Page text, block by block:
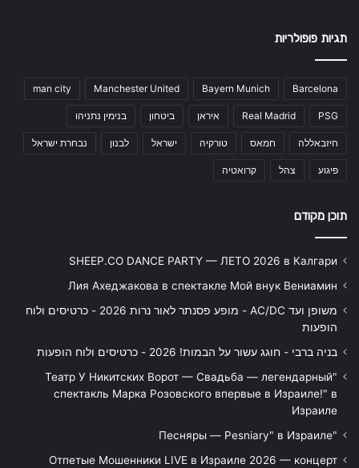
תגיות פופולריות
Barcelona
Bayern Munich
Manchester United
man city
PSG
Real Madrid איראן ביטחון בנימין נתניהו
חיזבאללה חמאס טורקיה ישראל לבנון נבחרת ישראל
פיגוע צהל קרואטיה
תוכן מקודם
SHEEP.CO DANCE PARTY — ЛЕТО 2026 в Калгари
Лия Ахеджакова в спектакле Мой внук Вениамин
משופן ועד AC/DC - מופע פסנתר לאור נרות 2026 - כרטיסים ולוח
הופעות
בניה ברבי - חוגג עשור על הבמות! 2026 - כרטיסים ולוח הופעות
"Театр У Никитских Ворот — Свадьба — легендарный
спектакль Марка Розовского впервые в Израиле!" в
Израиле
"Песняры — Pesniary" в Израиле
Отпетые Мошенники LIVE в Израиле 2026 — концерт